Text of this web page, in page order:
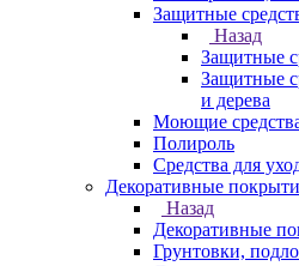
Защитные
Назад
Защитные
Защитные
и дерева
Моющие
Полироль
Средства для
Декоративные
Назад
Декоративные
Грунтовки,